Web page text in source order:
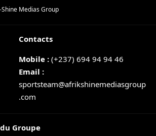
Medias Group
Contacts
Mobile : (+237) 694 94 94 46
Email :
sportsteam@afrikshinemediasgroup
.com
Groupe